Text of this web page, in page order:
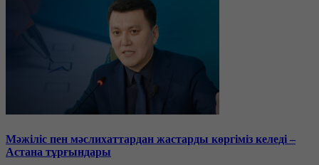
Мәжіліс пен мәслихаттардан жастарды көргіміз келеді –
Астана тұрғындары